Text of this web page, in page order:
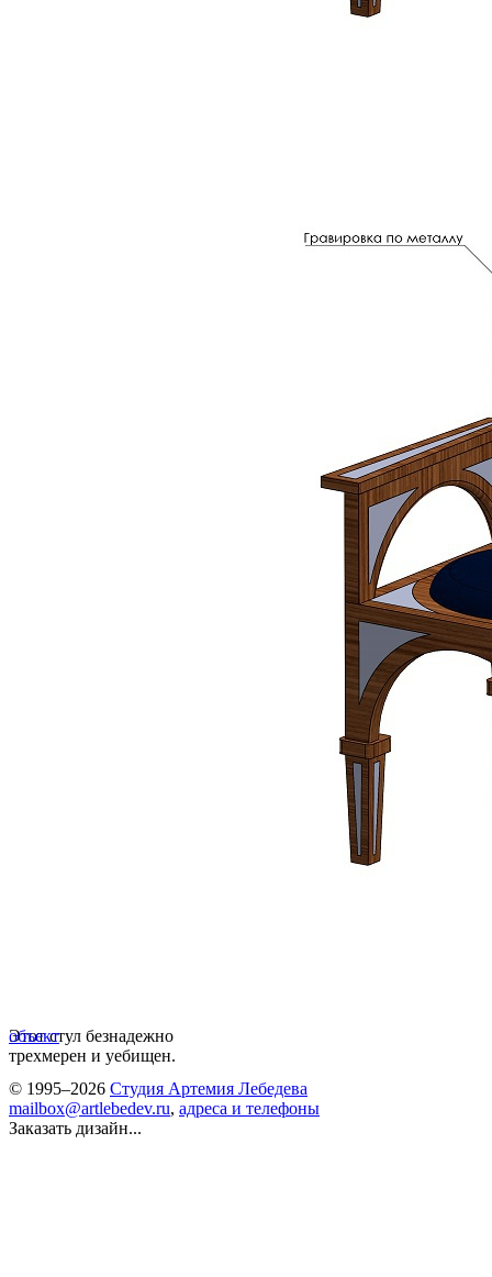
Этот стул безнадежно
трехмерен и уебищен.
объект
© 1995–2026 Студия Артемия Лебедева
mailbox@artlebedev.ru, адреса и телефоны
Заказать дизайн...